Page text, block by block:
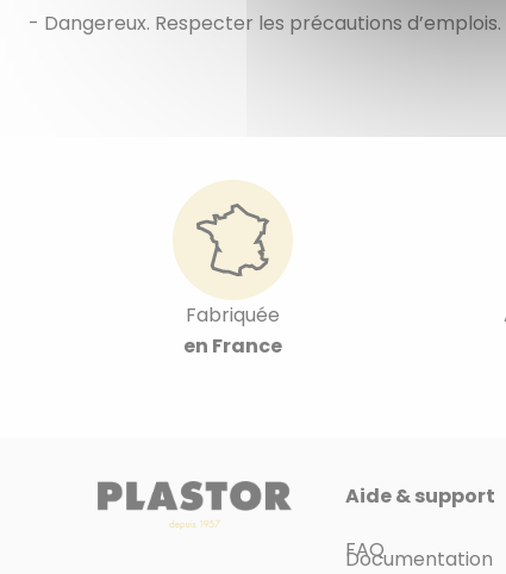
- Dangereux. Respecter les précautions
Fabriquée
en France
Aide & support
FAQ
Documentation